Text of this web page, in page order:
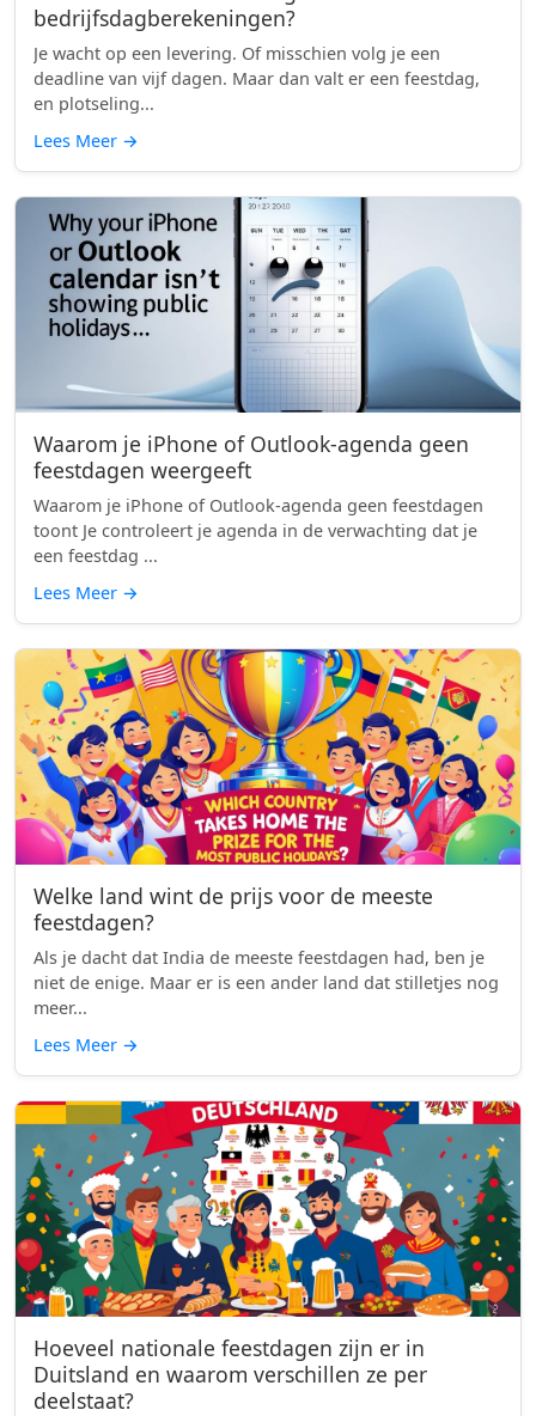
bedrijfsdagberekeningen?
Je wacht op een levering. Of misschien volg je een
deadline van vijf dagen. Maar dan valt er een feestdag,
en plotseling...
Lees Meer →
Waarom je iPhone of Outlook-agenda geen
feestdagen weergeeft
Waarom je iPhone of Outlook-agenda geen feestdagen
toont Je controleert je agenda in de verwachting dat je
een feestdag ...
Lees Meer →
Welke land wint de prijs voor de meeste
feestdagen?
Als je dacht dat India de meeste feestdagen had, ben je
niet de enige. Maar er is een ander land dat stilletjes nog
meer...
Lees Meer →
Hoeveel nationale feestdagen zijn er in
Duitsland en waarom verschillen ze per
deelstaat?